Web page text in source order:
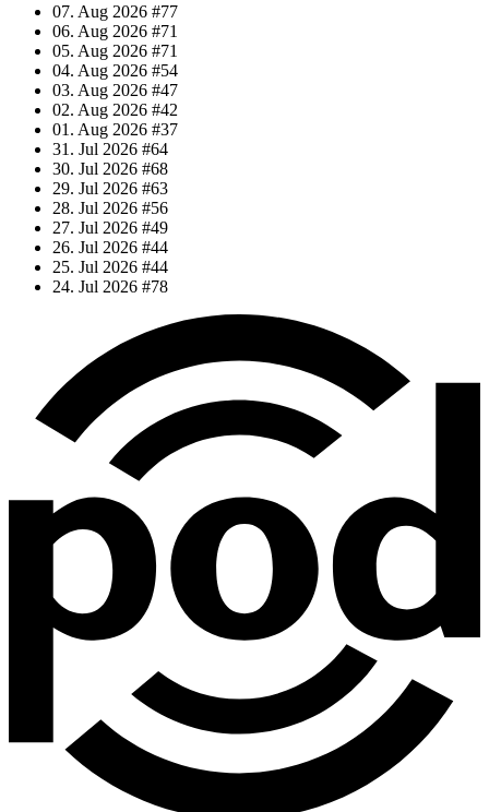
07. Aug 2026 #77
06. Aug 2026 #71
05. Aug 2026 #71
04. Aug 2026 #54
03. Aug 2026 #47
02. Aug 2026 #42
01. Aug 2026 #37
31. Jul 2026 #64
30. Jul 2026 #68
29. Jul 2026 #63
28. Jul 2026 #56
27. Jul 2026 #49
26. Jul 2026 #44
25. Jul 2026 #44
24. Jul 2026 #78